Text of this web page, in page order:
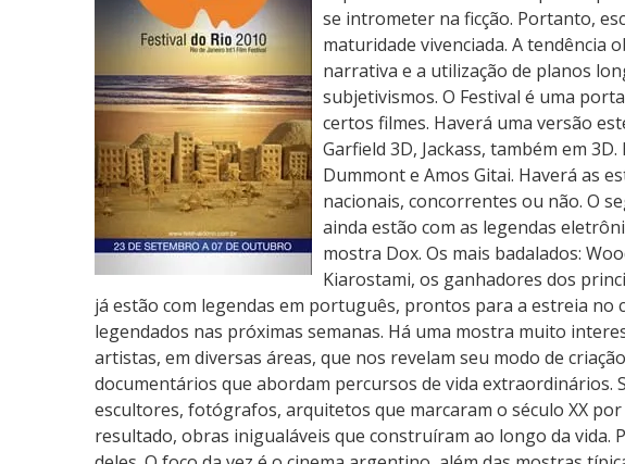
l
h
n
d
o
i
l
m
e
s
n
o
F
se intrometer na ficção. Portanto,
maturidade vivenciada. A tendência
narrativa e a utilização de planos
subjetivismos. O Festival é uma
certos filmes. Haverá uma versão
Garfield 3D, Jackass, também em
Dummont e Amos Gitai. Haverá as
nacionais, concorrentes ou não. O
ainda estão com as legendas
mostra Dox. Os mais badalados:
Kiarostami, os ganhadores dos
já estão com legendas em português, prontos para a estreia no
legendados nas próximas semanas. Há uma mostra muito
artistas, em diversas áreas, que nos revelam seu modo de
documentários que abordam percursos de vida extraordinários.
escultores, fotógrafos, arquitetos que marcaram o século XX
resultado, obras inigualáveis que construíram ao longo da vida.